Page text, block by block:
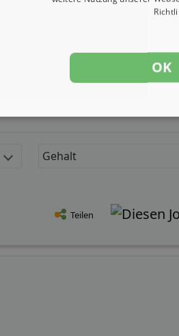
Gehalt
Teilen
OK